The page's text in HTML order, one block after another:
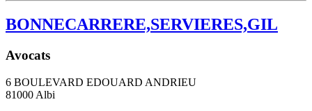
BONNECARRERE,SERVIERES,GIL
Avocats
6 BOULEVARD EDOUARD ANDRIEU
81000 Albi